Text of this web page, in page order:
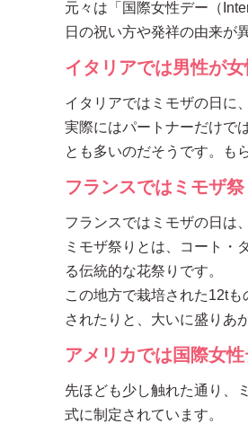
元々は「国際女性デー（
日の祝い方や発祥の由来が
イタリアでは男性が
イタリアではミモザの日に
実際にはパートナーだけで
とも多いのだそうです。も
フランスではミモザ
フランスではミモザの日は
ミモザ祭りとは、コート・
る伝統的な花祭りです。
この地方で栽培された12t
されたりと、大いに盛りあ
アメリカでは国際女
先ほども少し触れた通り、
式に制定されています。